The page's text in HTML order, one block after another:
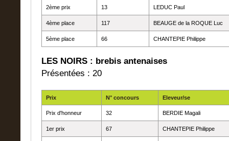
2ème prix 13 LEDUC Paul
4ème place 117 BEAUGE de la ROQUE Luc
5ème place 66 CHANTEPIE Philippe
LES NOIRS : brebis antenaises
Présentées : 20
Prix N° concours Eleveur/se
Prix d'honneur 32 BERDIE Magali
1er prix 67 CHANTEPIE Philippe